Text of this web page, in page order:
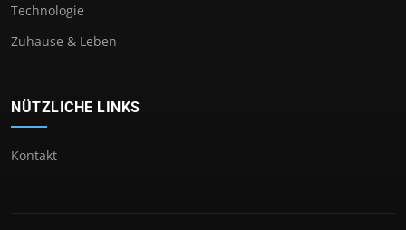
Technologie
Zuhause & Leben
NÜTZLICHE LINKS
Kontakt